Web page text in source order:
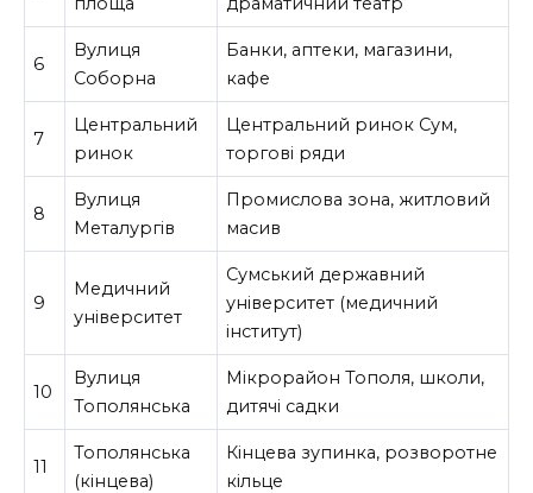
6
Вулиця
Соборна
Банки, аптеки, магазини,
кафе
7
Центральний
ринок
Центральний ринок Сум,
торгові ряди
8
Вулиця
Металургів
Промислова зона, житловий
масив
9
Медичний
університет
Сумський державний
університет (медичний
інститут)
10
Вулиця
Тополянська
Мікрорайон Тополя, школи,
дитячі садки
11
Тополянська
(кінцева)
Кінцева зупинка, розворотне
кільце